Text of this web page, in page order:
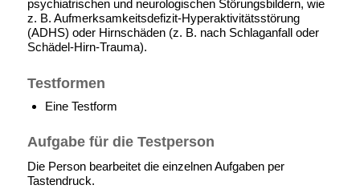
psychiatrischen und neurologischen Störungsbildern, wie
z. B. Aufmerksamkeitsdefizit-Hyperaktivitätsstörung
(ADHS) oder Hirnschäden (z. B. nach Schlaganfall oder
Schädel-Hirn-Trauma).
Testformen
Eine Testform
Aufgabe für die Testperson
Die Person bearbeitet die einzelnen Aufgaben per
Tastendruck.